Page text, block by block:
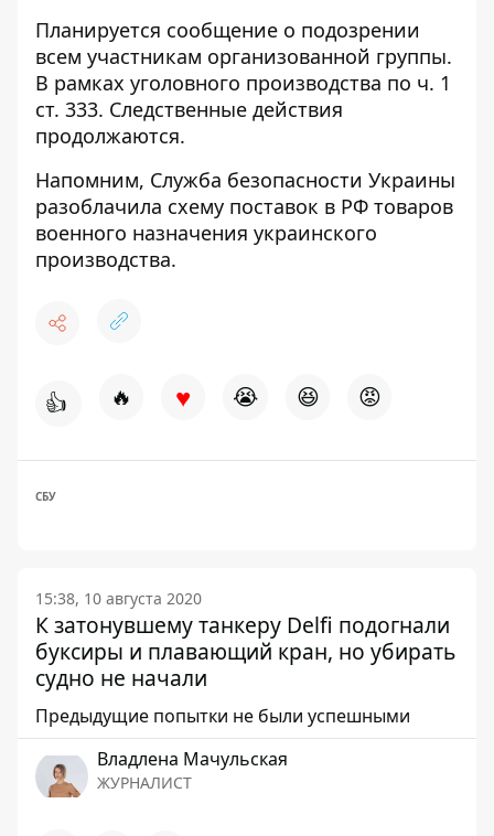
Планируется сообщение о подозрении
всем участникам организованной группы.
В рамках уголовного производства по ч. 1
ст. 333. Следственные действия
продолжаются.
Напомним, Служба безопасности Украины
разоблачила схему поставок в РФ товаров
военного назначения украинского
производства.
👍 🔥 ♥ 😭 😆 😡
СБУ
15:38, 10 августа 2020
К затонувшему танкеру Delfi подогнали
буксиры и плавающий кран, но убирать
судно не начали
Предыдущие попытки не были успешными
Владлена Мачульская
ЖУРНАЛИСТ